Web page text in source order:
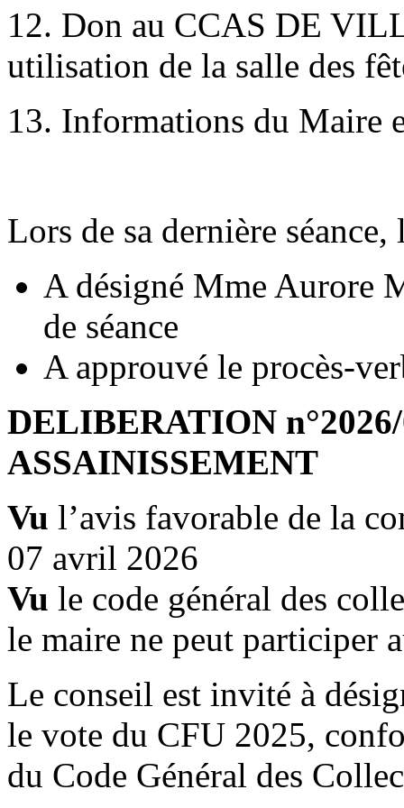
12. Don au CCAS DE
utilisation de la salle des
13. Informations du Maire
Lors de sa dernière
A désigné Mme Aurore
de séance
A approuvé le procès-
DELIBERATION
ASSAINISSEMENT
Vu l’avis favorable de la
07 avril 2026
Vu le code général des
le maire ne peut participer
Le conseil est invité à
le vote du CFU 2025,
du Code Général des